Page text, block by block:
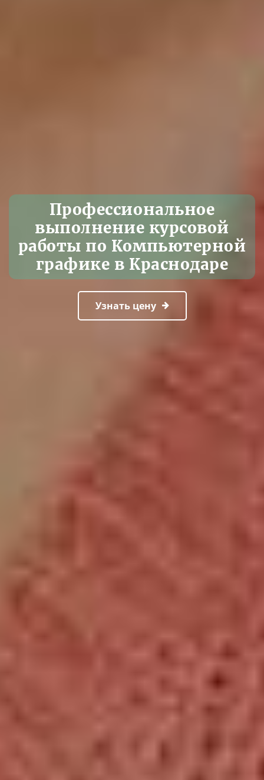
Профессиональное
выполнение курсовой
работы по Компьютерной
графике в Краснодаре
Узнать цену